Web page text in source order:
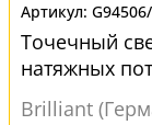
Точечный
натяжных
Brilliant